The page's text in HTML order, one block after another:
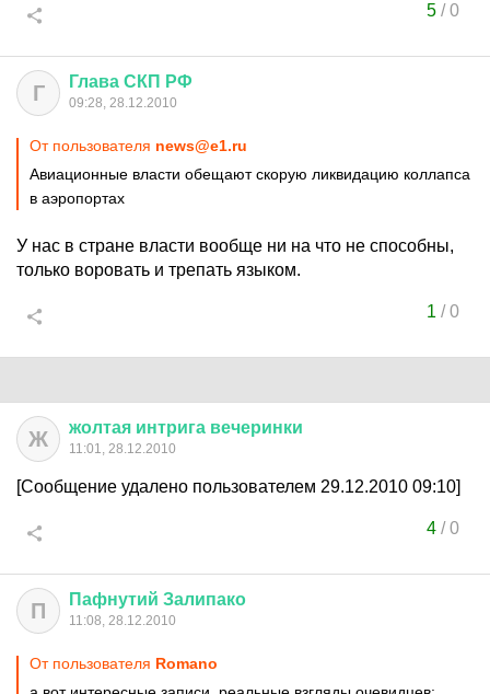
5/0
Г Глава СКП РФ
09:28, 28.12.2010
От пользователя news@e1.ru
Авиационные власти обещают скорую ликвидацию коллапса
в аэропортах
У нас в стране власти вообще ни на что не способны,
только воровать и трепать языком.
1 /0
Ж жолтая интрига вечеринки
11:01, 28.12.2010
[Сообщение удалено пользователем 29.12.2010 09:10]
4/0
П Пафнутий Залипако
11:08, 28.12.2010
От пользователя Romano